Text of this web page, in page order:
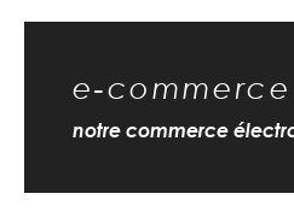
e-commerce
notre commerce